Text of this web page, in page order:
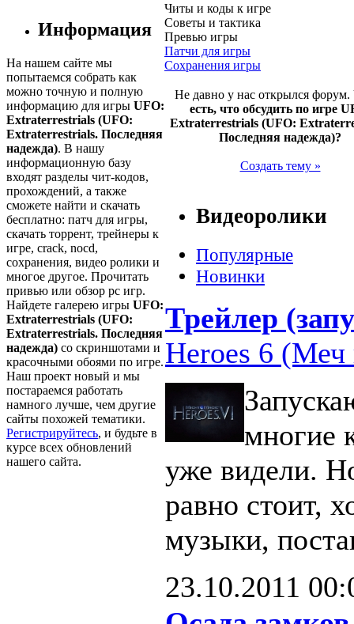
Информация
На нашем сайте мы
попытаемся собрать как
можно точную и полную
информацию для игры UFO:
Extraterrestrials (UFO:
Extraterrestrials. Последняя
надежда). В нашу
информационную базу
входят разделы чит-кодов,
прохождений, а также
сможете найти и скачать
бесплатно: патч для игры,
скачать торрент, трейнеры к
игре, crack, nocd,
сохранения, видео ролики и
многое другое. Прочитать
привью или обзор pc игр.
Найдете галерею игры UFO:
Extraterrestrials (UFO:
Extraterrestrials. Последняя
надежда) со скриншотами и
красочными обоями по игре.
Наш проект новый и мы
постараемся работать
намного лучше, чем другие
сайты похожей тематики.
Регистрируйтесь, и будьте в
курсе всех обновлений
нашего сайта.
Читы и коды к игре
Советы и тактика
Превью игры
Патчи для игры
Сохранения игры
Не давно у нас открылся форум.
есть, что обсудить по игре
Extraterrestrials (UFO:
Последняя надежда)?
Создать тему »
Видеоролики
Популярные
Новинки
Трейлер
Heroes 6 (Меч
многие
уже видели.
равно стоит,
музыки,
23.10.2011